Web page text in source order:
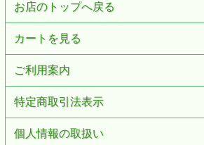
お店のトップへ戻る
カートを見る
ご利用案内
特定商取引法表示
個人情報の取扱い